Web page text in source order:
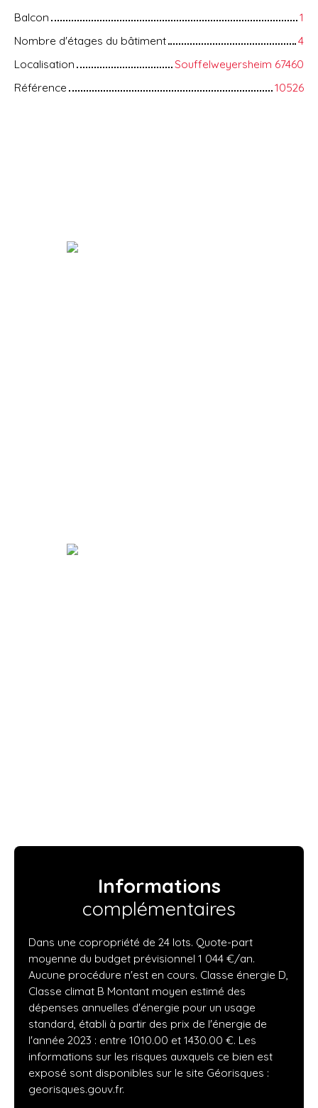
Balcon
1
Nombre d'étages du bâtiment
4
Localisation
Souffelweyersheim 67460
Référence
10526
Informations
complémentaires
Dans une copropriété de 24 lots. Quote-part
moyenne du budget prévisionnel 1 044 €/an.
Aucune procédure n'est en cours. Classe énergie D,
Classe climat B Montant moyen estimé des
dépenses annuelles d'énergie pour un usage
standard, établi à partir des prix de l'énergie de
l'année 2023 : entre 1010.00 et 1430.00 €. Les
informations sur les risques auxquels ce bien est
exposé sont disponibles sur le site Géorisques :
georisques.gouv.fr.